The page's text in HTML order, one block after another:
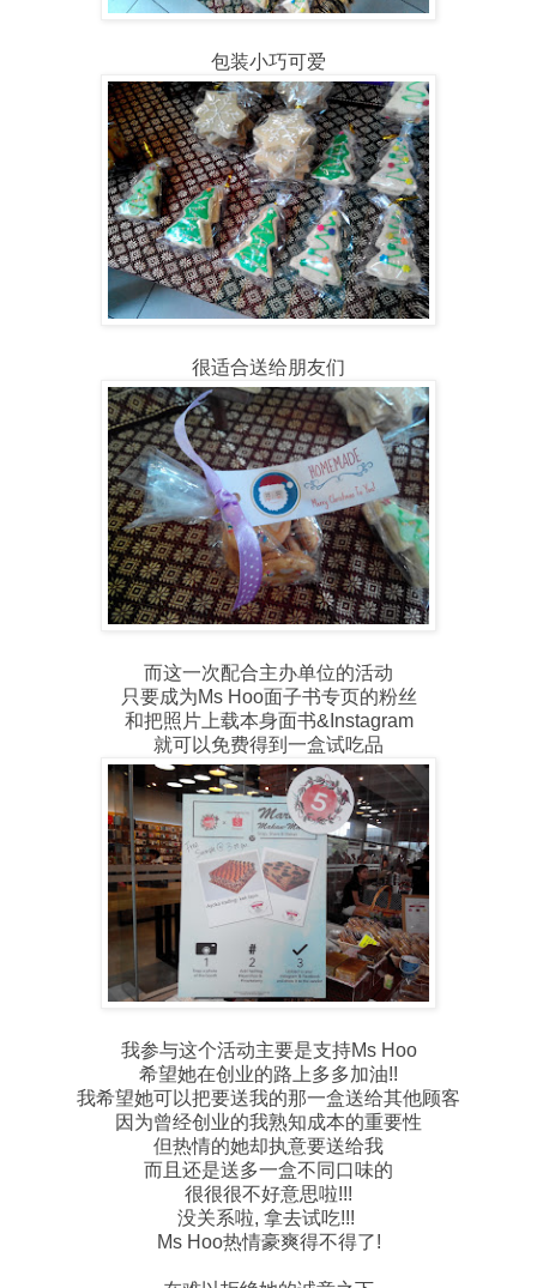
包装小巧可爱
很适合送给朋友们
而这一次配合主办单位的活动
只要成为Ms Hoo面子书专页的粉丝
和把照片上载本身面书&Instagram
就可以免费得到一盒试吃品
我参与这个活动主要是支持Ms Hoo
希望她在创业的路上多多加油!!
我希望她可以把要送我的那一盒送给其他顾客
因为曾经创业的我熟知成本的重要性
但热情的她却执意要送给我
而且还是送多一盒不同口味的
很很很不好意思啦!!!
没关系啦, 拿去试吃!!!
Ms Hoo热情豪爽得不得了!